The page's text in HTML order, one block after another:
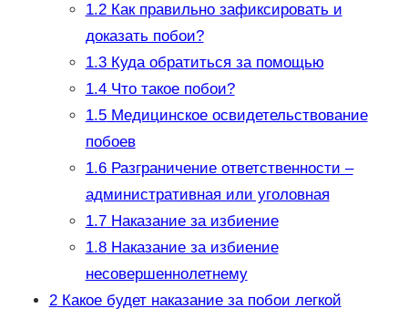
1.2Как правильно зафиксировать и
доказать побои?
1.3Куда обратиться за помощью
1.4Что такое побои?
1.5Медицинское освидетельствование
побоев
1.6Разграничение ответственности –
административная или уголовная
1.7Наказание за избиение
1.8Наказание за избиение
несовершеннолетнему
2Какое будет наказание за побои легкой